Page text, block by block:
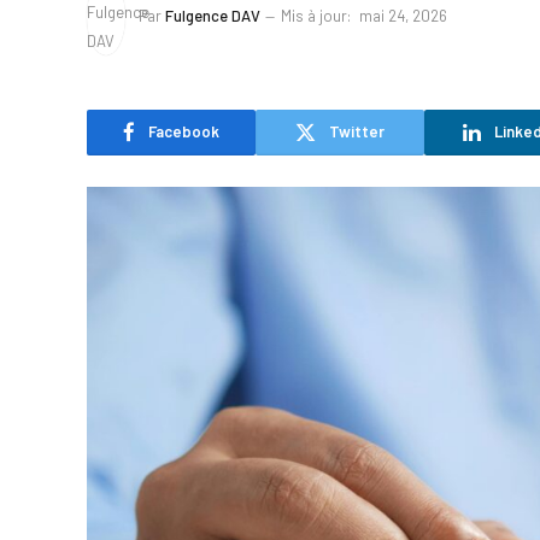
ParFulgence DAV Mis à jour: mai 24, 2026
Facebook Twitter